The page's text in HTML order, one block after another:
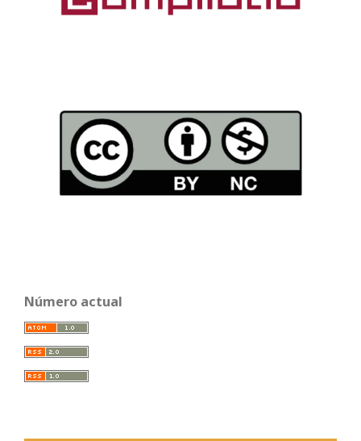
Número actual